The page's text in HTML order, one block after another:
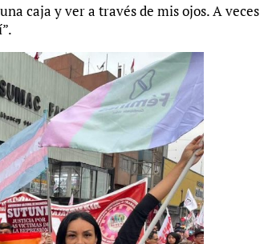
caja y ver a través de mis ojos. A veces